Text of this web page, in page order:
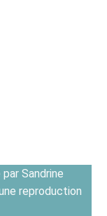
Sandrine
reproduction